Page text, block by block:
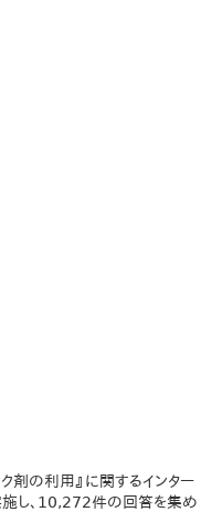
剤の利用』に関するインター
し、10,272件の回答を集め